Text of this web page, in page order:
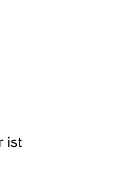
ist